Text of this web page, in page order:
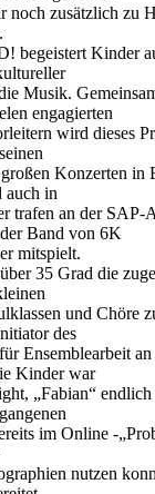
noch zusätzlich zu
begeistert Kinder
Musik.
engagierten
wird dieses
Konzerten in
auch in
trafen an der SAP-
Band von 6K
mitspielt.
35 Grad die
und Chöre
des
Ensemblearbeit
Kinder war
„Fabian“
im Online -
nutzen